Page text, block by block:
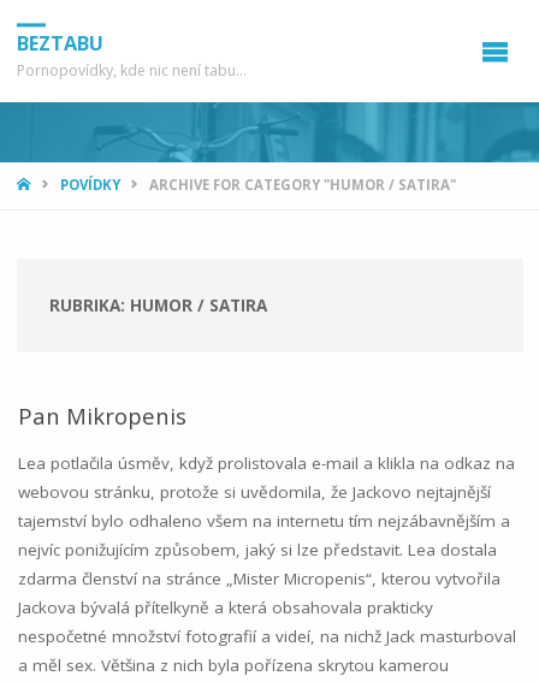
BEZTABU
Pornopovídky, kde nic není tabu...
HOMEPOVÍDKY ARCHIVE FOR CATEGORY "HUMOR / SATIRA"
RUBRIKA: HUMOR / SATIRA
Pan Mikropenis
Lea potlačila úsměv, když prolistovala e-mail a klikla na odkaz na
webovou stránku, protože si uvědomila, že Jackovo nejtajnější
tajemství bylo odhaleno všem na internetu tím nejzábavnějším a
nejvíc ponižujícím způsobem, jaký si lze představit. Lea dostala
zdarma členství na stránce „Mister Micropenis“, kterou vytvořila
Jackova bývalá přítelkyně a která obsahovala prakticky
nespočetné množství fotografií a videí, na nichž Jack masturboval
a měl sex. Většina z nich byla pořízena skrytou kamerou